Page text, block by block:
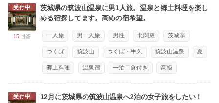
受付中
15 回答
茨城県の筑波山温泉に男1人旅。温泉と郷土料理を楽し
める宿探してます。高めの宿希望。
一人旅 男一人旅 男性 北関東 茨城県
つくば 筑波山 つくば・牛久 筑波山温泉 夏
郷土料理 温泉宿 一泊二食付き 高級
受付中 12月に茨城県の筑波山温泉へ2泊の女子旅をしたい！